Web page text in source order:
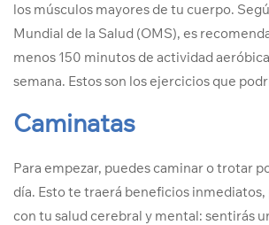
los músculos mayores de tu cuerpo.
Mundial de la Salud (OMS), es
menos 150 minutos de actividad
semana. Estos son los ejercicios que
Caminatas
Para empezar, puedes caminar o trotar
día. Esto te traerá beneficios inmediatos,
con tu salud cerebral y mental: sentirás